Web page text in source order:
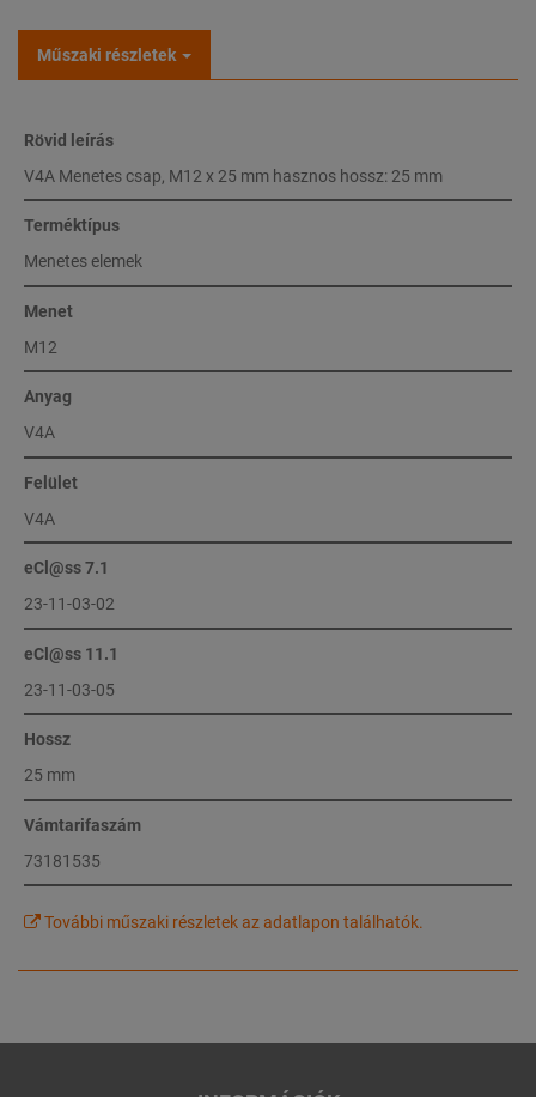
Műszaki részletek
Rövid leírás
V4A Menetes csap, M12 x 25 mm hasznos hossz: 25 mm
Terméktípus
Menetes elemek
Menet
M12
Anyag
V4A
Felület
V4A
eCl@ss 7.1
23-11-03-02
eCl@ss 11.1
23-11-03-05
Hossz
25 mm
Vámtarifaszám
73181535
További műszaki részletek az adatlapon találhatók.